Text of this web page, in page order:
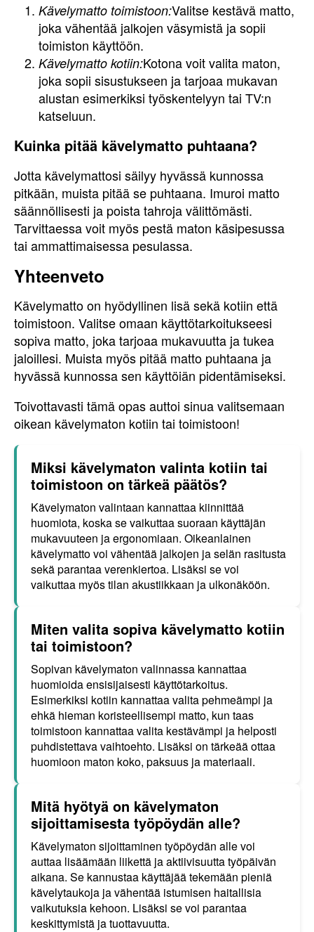
Kävelymatto toimistoon:Valitse kestävä matto,
joka vähentää jalkojen väsymistä ja sopii
toimiston käyttöön.
Kävelymatto kotiin:Kotona voit valita maton,
joka sopii sisustukseen ja tarjoaa mukavan
alustan esimerkiksi työskentelyyn tai TV:n
katseluun.
Kuinka pitää kävelymatto puhtaana?
Jotta kävelymattosi säilyy hyvässä kunnossa
pitkään, muista pitää se puhtaana. Imuroi matto
säännöllisesti ja poista tahroja välittömästi.
Tarvittaessa voit myös pestä maton käsipesussa
tai ammattimaisessa pesulassa.
Yhteenveto
Kävelymatto on hyödyllinen lisä sekä kotiin että
toimistoon. Valitse omaan käyttötarkoitukseesi
sopiva matto, joka tarjoaa mukavuutta ja tukea
jaloillesi. Muista myös pitää matto puhtaana ja
hyvässä kunnossa sen käyttöiän pidentämiseksi.
Toivottavasti tämä opas auttoi sinua valitsemaan
oikean kävelymaton kotiin tai toimistoon!
Miksi kävelymaton valinta kotiin tai
toimistoon on tärkeä päätös?
Kävelymaton valintaan kannattaa kiinnittää
huomiota, koska se vaikuttaa suoraan käyttäjän
mukavuuteen ja ergonomiaan. Oikeanlainen
kävelymatto voi vähentää jalkojen ja selän rasitusta
sekä parantaa verenkiertoa. Lisäksi se voi
vaikuttaa myös tilan akustiikkaan ja ulkonäköön.
Miten valita sopiva kävelymatto kotiin
tai toimistoon?
Sopivan kävelymaton valinnassa kannattaa
huomioida ensisijaisesti käyttötarkoitus.
Esimerkiksi kotiin kannattaa valita pehmeämpi ja
ehkä hieman koristeellisempi matto, kun taas
toimistoon kannattaa valita kestävämpi ja helposti
puhdistettava vaihtoehto. Lisäksi on tärkeää ottaa
huomioon maton koko, paksuus ja materiaali.
Mitä hyötyä on kävelymaton
sijoittamisesta työpöydän alle?
Kävelymaton sijoittaminen työpöydän alle voi
auttaa lisäämään liikettä ja aktiivisuutta työpäivän
aikana. Se kannustaa käyttäjää tekemään pieniä
kävelytaukoja ja vähentää istumisen haitallisia
vaikutuksia kehoon. Lisäksi se voi parantaa
keskittymistä ja tuottavuutta.